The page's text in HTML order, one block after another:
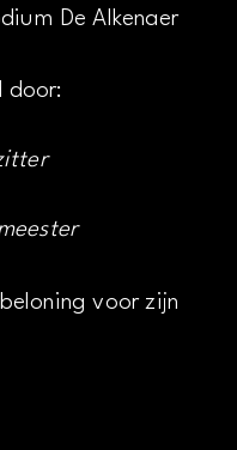
De Alkenaer
door:
voor zijn